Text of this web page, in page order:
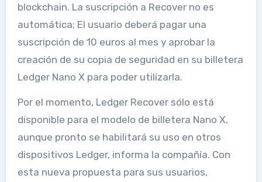
blockchain. La suscripción a Recover no es
automática; El usuario deberá pagar una
suscripción de 10 euros al mes y aprobar la
creación de su copia de seguridad en su billetera
Ledger Nano X para poder utilizarla.
Por el momento, Ledger Recover sólo está
disponible para el modelo de billetera Nano X,
aunque pronto se habilitará su uso en otros
dispositivos Ledger, informa la compañía. Con
esta nueva propuesta para sus usuarios,